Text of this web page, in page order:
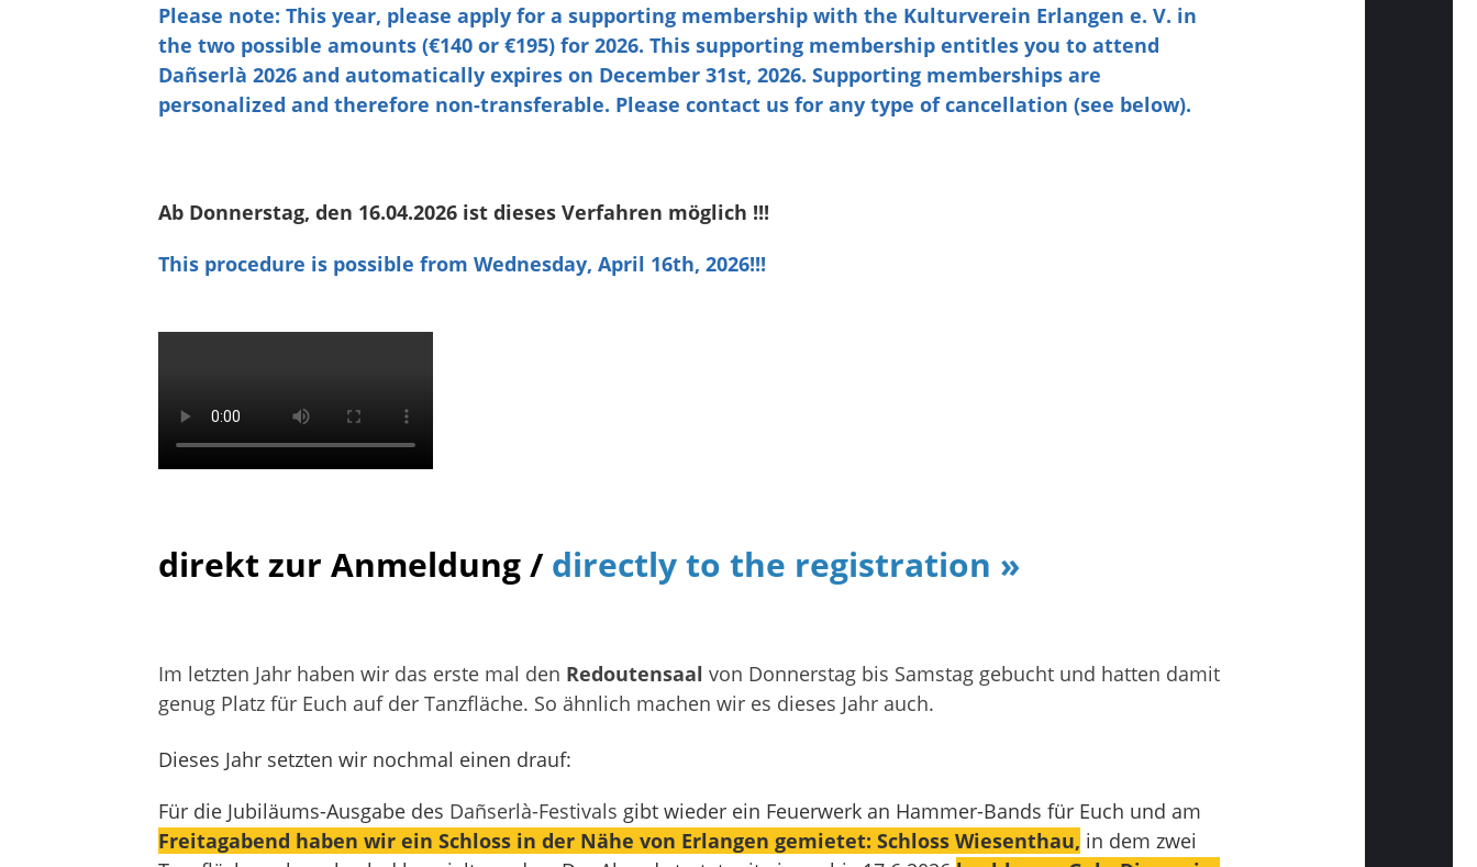
Please note: This year, please apply for a supporting membership with the Kulturverein Erlangen e. V. in
the two possible amounts (€140 or €195) for 2026. This supporting membership entitles you to attend
Dañserlà 2026 and automatically expires on December 31st, 2026. Supporting memberships are
personalized and therefore non-transferable. Please contact us for any type of cancellation (see below).
Ab Donnerstag, den 16.04.2026 ist dieses Verfahren möglich !!!
This procedure is possible from Wednesday, April 16th, 2026!!!
direkt zur Anmeldung / directly to the registration »
Im letzten Jahr haben wir das erste mal den Redoutensaal von Donnerstag bis Samstag gebucht und hatten damit
genug Platz für Euch auf der Tanzfläche. So ähnlich machen wir es dieses Jahr auch.
Dieses Jahr setzten wir nochmal einen drauf:
Für die Jubiläums-Ausgabe des Dañserlà-Festivals gibt wieder ein Feuerwerk an Hammer-Bands für Euch und am
Freitagabend haben wir ein Schloss in der Nähe von Erlangen gemietet: Schloss Wiesenthau, in dem zwei